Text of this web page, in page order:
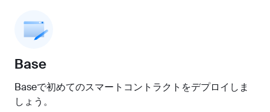
Base
Baseで初めてのスマートコントラクトをデプロイしま
しょう。